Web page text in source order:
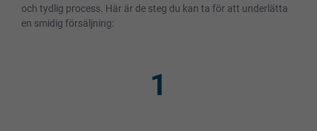
och tydlig process. Här är de steg du kan ta för att underlätta
en smidig försäljning:
1